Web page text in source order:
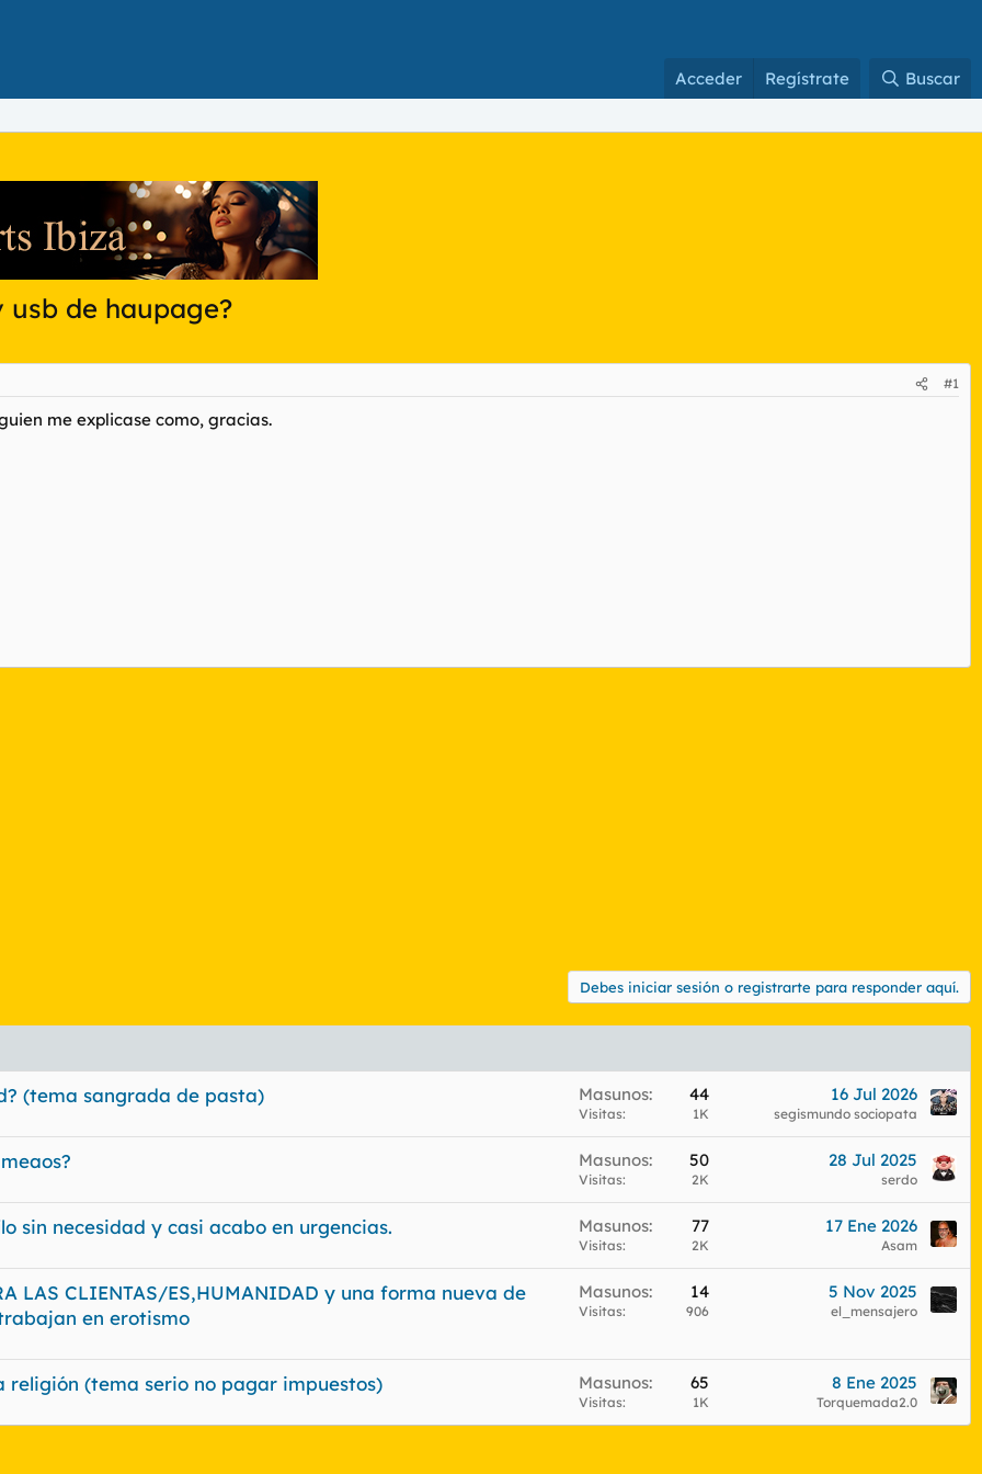
Acceder Regístrate Buscar
de haupage?
#1
me explicase como, gracias.
Debes iniciar sesión o registrarte para responder aquí.
(tema sangrada de pasta) Masunos 44
Visitas 1K
16 Jul 2026
segismundo sociopata
Masunos 50
Visitas 2K
28 Jul 2025
serdo
sin necesidad y casi acabo en urgencias. Masunos 77
Visitas 2K
17 Ene 2026
Asam
LAS CLIENTAS/ES,HUMANIDAD y una forma nueva de
en erotismo
Masunos 14
Visitas 906
5 Nov 2025
el_mensajero
religión (tema serio no pagar impuestos) Masunos 65
Visitas 1K
8 Ene 2025
Torquemada2.0